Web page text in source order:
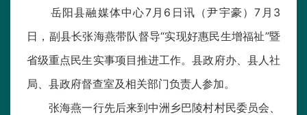
岳阳县融媒体中心7月6日讯（尹宇豪）7月3
日，副县长张海燕带队督导“实现好惠民生增福祉”暨
省级重点民生实事项目推进工作。县政府办、县人社
局、县政府督查室及相关部门负责人参加。
张海燕一行先后来到中洲乡巴陵村村民委员会、